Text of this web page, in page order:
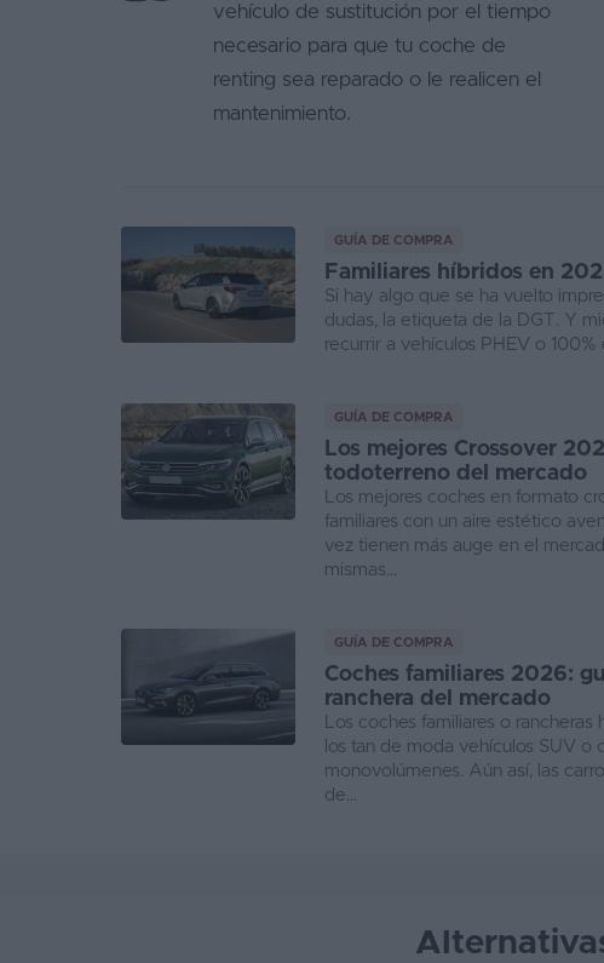
vehículo de sustitución por el tiempo
necesario para que tu coche de
renting sea reparado o le realicen el
mantenimiento.
GUÍA DE COMPRA
Familiares híbridos en
Si hay algo que se ha vuelto
dudas, la etiqueta de la DGT. Y
recurrir a vehículos PHEV o
GUÍA DE COMPRA
Los mejores Crossover
todoterreno del mercado
Los mejores coches en formato
familiares con un aire estético
vez tienen más auge en el
mismas...
GUÍA DE COMPRA
Coches familiares 2026:
ranchera del mercado
Los coches familiares o
los tan de moda vehículos SUV o
monovolúmenes. Aún así, las
de...